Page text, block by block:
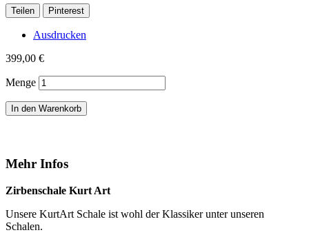
Teilen Pinterest
Ausdrucken
399,00 €
Menge
In den Warenkorb
Mehr Infos
Zirbenschale Kurt Art
Unsere KurtArt Schale ist wohl der Klassiker unter unseren
Schalen.